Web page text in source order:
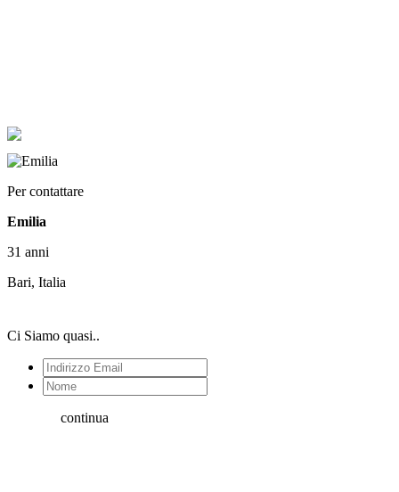
Per contattare
Emilia
31 anni
Bari, Italia
Ci Siamo quasi..
continua